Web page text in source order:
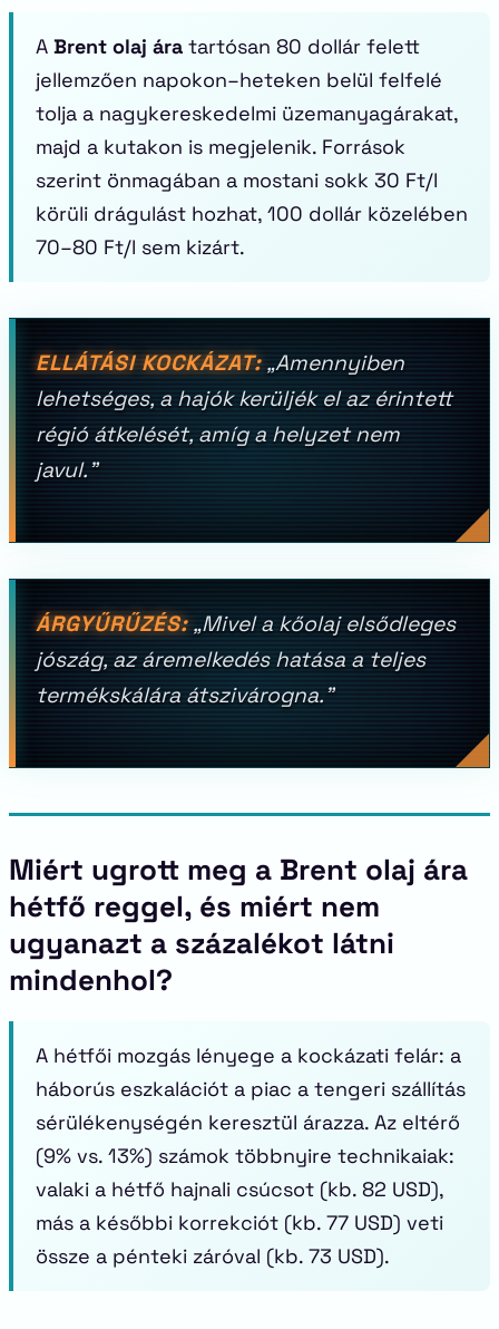
A Brent olaj ára tartósan 80 dollár felett
jellemzően napokon–heteken belül felfelé
tolja a nagykereskedelmi üzemanyagárakat,
majd a kutakon is megjelenik. Források
szerint önmagában a mostani sokk 30 Ft/l
körüli drágulást hozhat, 100 dollár közelében
70–80 Ft/l sem kizárt.
ELLÁTÁSI KOCKÁZAT:„Amennyiben
lehetséges, a hajók kerüljék el az érintett
régió átkelését, amíg a helyzet nem
javul.”
ÁRGYŰRŰZÉS:„Mivel a kőolaj elsődleges
jószág, az áremelkedés hatása a teljes
termékskálára átszivárogna.”
Miért ugrott meg a Brent olaj ára
hétfő reggel, és miért nem
ugyanazt a százalékot látni
mindenhol?
A hétfői mozgás lényege a kockázati felár: a
háborús eszkalációt a piac a tengeri szállítás
sérülékenységén keresztül árazza. Az eltérő
(9% vs. 13%) számok többnyire technikaiak:
valaki a hétfő hajnali csúcsot (kb. 82 USD),
más a későbbi korrekciót (kb. 77 USD) veti
össze a pénteki záróval (kb. 73 USD).